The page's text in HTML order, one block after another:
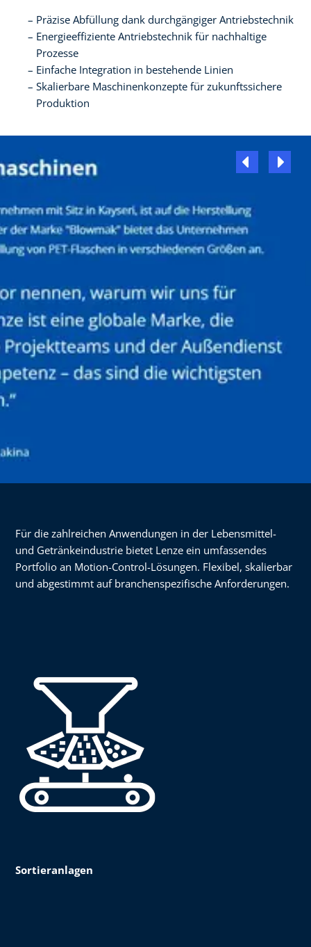
Präzise Abfüllung dank durchgängiger Antriebstechnik​
Energieeffiziente Antriebstechnik für nachhaltige
Prozesse​
Einfache Integration in bestehende Linien​
Skalierbare Maschinenkonzepte für zukunftssichere
Produktion
Für die zahlreichen Anwendungen in der Lebensmittel-
und Getränkeindustrie bietet Lenze ein umfassendes
Portfolio an Motion-Control-Lösungen. Flexibel, skalierbar
und abgestimmt auf branchenspezifische Anforderungen.
Sortieranlagen